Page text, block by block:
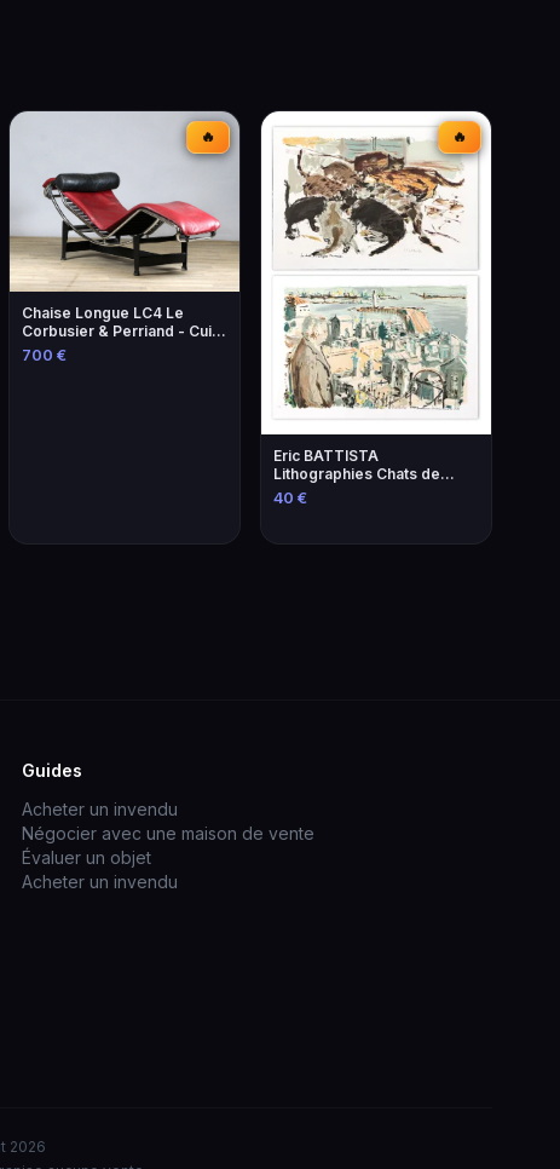
🔥
Chaise Longue LC4 Le
Corbusier & Perriand - Cuir
Lie-de-Vin
700 €
🔥
Eric BATTISTA
Lithographies Chats de
Brassens - Art
Contemporain
40 €
Guides
Acheter un invendu
Négocier avec une maison de vente
Évaluer un objet
Acheter un invendu
2026